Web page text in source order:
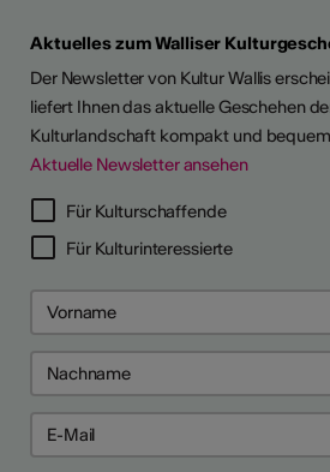
Aktuelles zum Walliser
Der Newsletter von Kultur Wallis
liefert Ihnen das aktuelle Geschehen
Kulturlandschaft kompakt und
Aktuelle Newsletter ansehen
Für Kulturschaffende
Für Kulturinteressierte